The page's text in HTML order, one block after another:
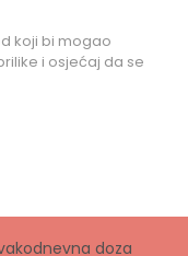
koji bi mogao
i osjećaj da se
doza